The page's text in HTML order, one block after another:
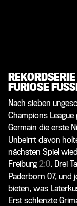
REKORDSERIE
URIOSE
Nach sieben
Champions
Germain die erste
Unbeirrt davon
nächsten Spiel
Freiburg2:0. Drei
Paderborn 07, und
bieten, was
Erst schlenzte